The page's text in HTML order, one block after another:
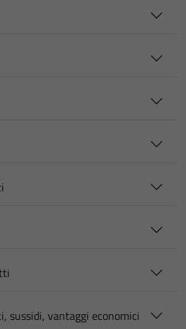
sussidi, vantaggi economici